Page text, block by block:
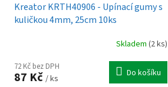
Kreator KRTH40906 - Upínací gumy s
kuličkou 4mm, 25cm 10ks
Skladem (2 ks)
72 Kč bez DPH
87 Kč / ks Do košíku